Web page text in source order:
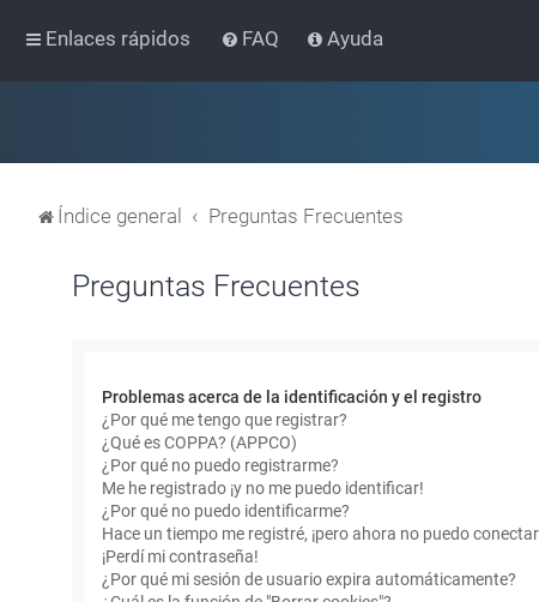
Enlaces rápidos FAQ Ayuda
Índice general Preguntas Frecuentes
Preguntas Frecuentes
Problemas acerca de la identificación y el registro
¿Por qué me tengo que registrar?
¿Qué es COPPA? (APPCO)
¿Por qué no puedo registrarme?
Me he registrado ¡y no me puedo identificar!
¿Por qué no puedo identificarme?
Hace un tiempo me registré, ¡pero ahora no puedo
¡Perdí mi contraseña!
¿Por qué mi sesión de usuario expira automáticamente?